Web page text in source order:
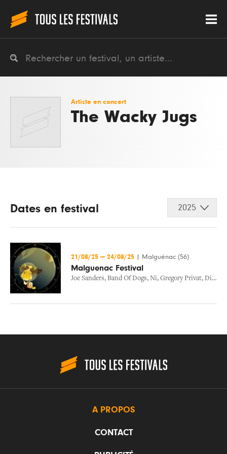
Artiste en concert
The Wacky Jugs
Dates en festival 2025
21/08/25 — 24/08/25 Malguénac (56)
Malguenac Festival
Joe Sanders, Band Of Dogs, Ni, Gregory Privat, Dick Annegarn
A PROPOS
CONTACT